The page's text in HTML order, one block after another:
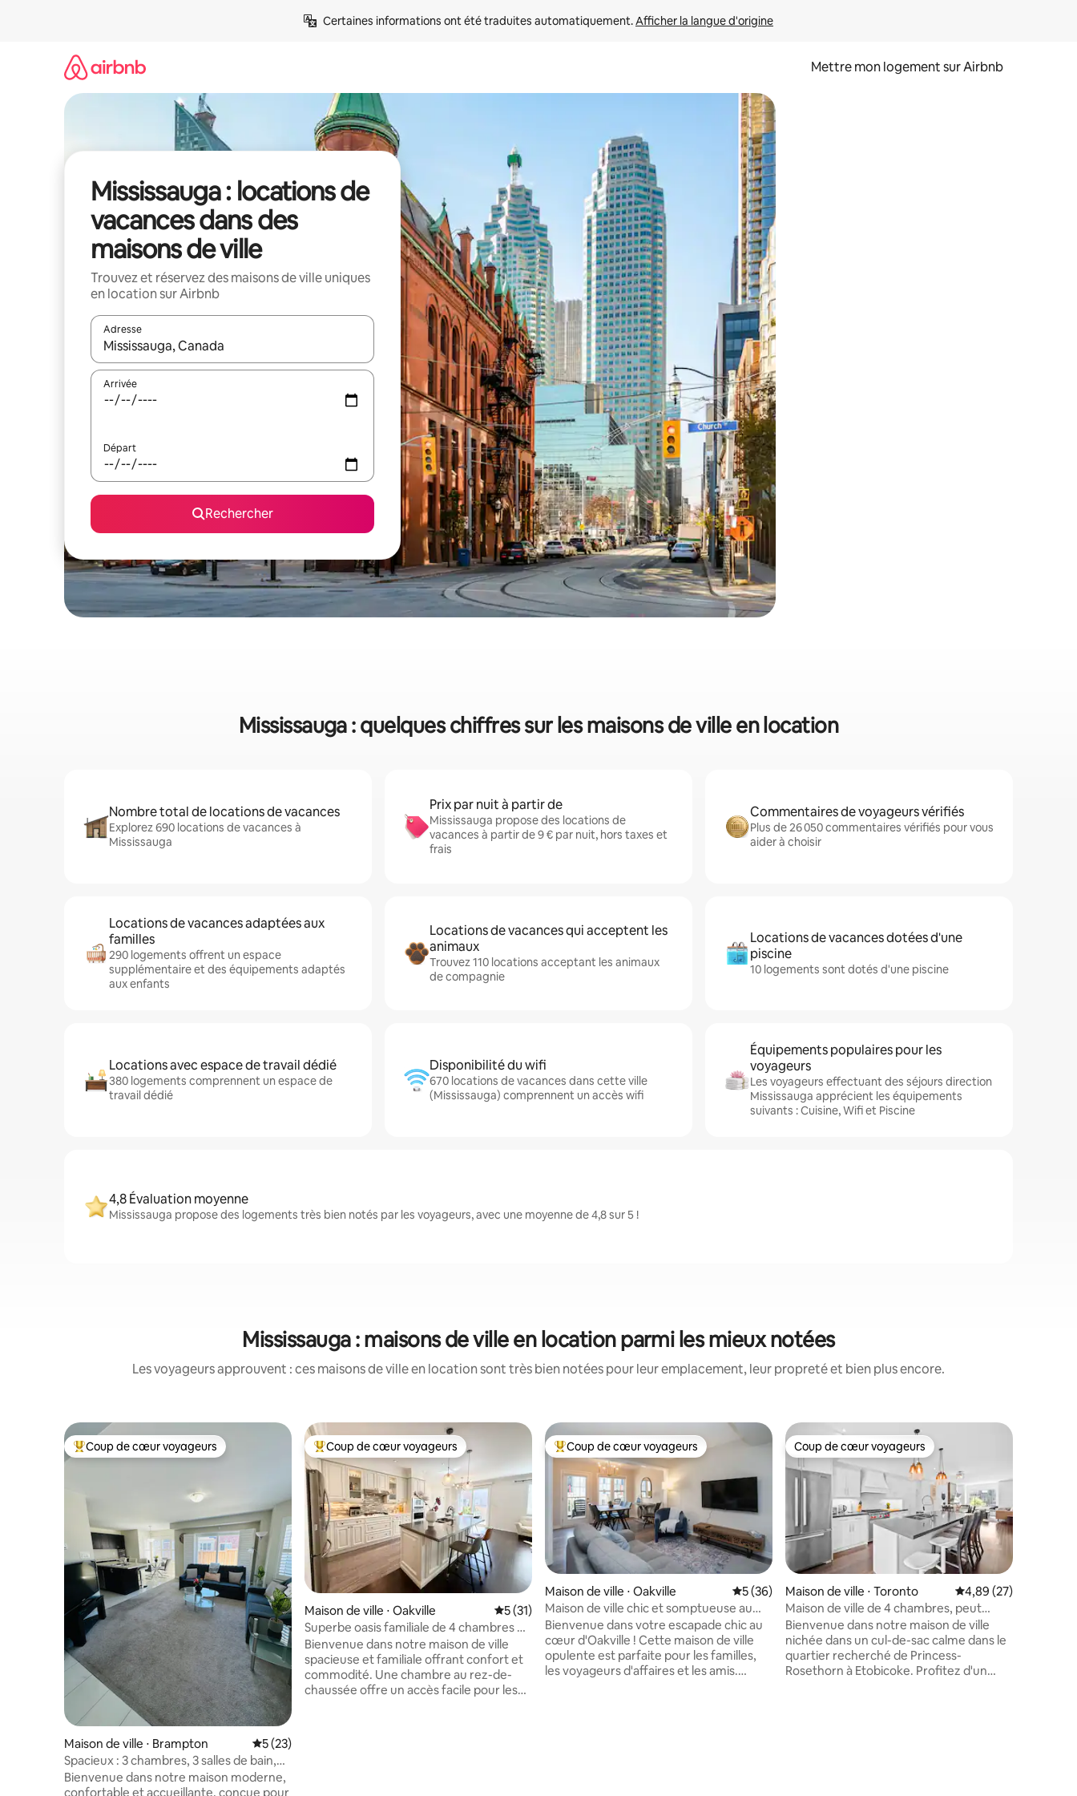
Certaines informations ont été traduites automatiquement. Afficher la langue d'origine
Mettre mon logement sur Airbnb
Mississauga : locations de
vacances dans des
maisons de ville
Trouvez et réservez des maisons de ville uniques
en location sur Airbnb
Adresse
Lorsque les résultats s'affichent, utilisez les flèches vers le haut et vers le bas pour les parcourir ou en appuyant et en faisant glisser.
Arrivée
Départ
Rechercher
Mississauga : quelques chiffres sur les maisons de ville en location
Nombre total de locations de vacances
Explorez 690 locations de vacances à
Mississauga
Prix par nuit à partir de
Mississauga propose des locations de
vacances à partir de 9 € par nuit, hors taxes et
frais
Commentaires de voyageurs vérifiés
Plus de 26 050 commentaires vérifiés pour vous
aider à choisir
Locations de vacances adaptées aux
familles
290 logements offrent un espace
supplémentaire et des équipements adaptés
aux enfants
Locations de vacances qui acceptent les
animaux
Trouvez 110 locations acceptant les animaux
de compagnie
Locations de vacances dotées d'une
piscine
10 logements sont dotés d'une piscine
Locations avec espace de travail dédié
380 logements comprennent un espace de
travail dédié
Disponibilité du wifi
670 locations de vacances dans cette ville
(Mississauga) comprennent un accès wifi
Équipements populaires pour les
voyageurs
Les voyageurs effectuant des séjours direction
Mississauga apprécient les équipements
suivants : Cuisine, Wifi et Piscine
4,8 Évaluation moyenne
Mississauga propose des logements très bien notés par les voyageurs, avec une moyenne de 4,8 sur 5 !
Mississauga : maisons de ville en location parmi les mieux notées
Les voyageurs approuvent : ces maisons de ville en location sont très bien notées pour leur emplacement, leur propreté et bien plus encore.
Coups de cœur voyageurs les plus appréciés
Coup de cœur voyageurs
Maison de ville ⋅ Brampton Évaluation moyenne sur la base de 23 commentaires : 5 sur 5
5 (23)
Spacieux : 3 chambres, 3 salles de bain,
2 places de stationnement, jardin privé,
Wi-Fi rapide
Bienvenue dans notre maison moderne,
confortable et accueillante, conçue pour
Coups de cœur voyageurs les plus appréciés
Coup de cœur voyageurs
Maison de ville ⋅ Oakville Évaluation moyenne sur la base de 31 commentaires : 5 sur 5
5 (31)
Superbe oasis familiale de 4 chambres + 1
à Oakville + borne de recharge pour
voiture électrique
Bienvenue dans notre maison de ville
spacieuse et familiale offrant confort et
commodité. Une chambre au rez-de-
chaussée offre un accès facile pour les
Coups de cœur voyageurs les plus appréciés
Coup de cœur voyageurs
Maison de ville ⋅ Oakville Évaluation moyenne sur la base de 36 commentaires : 5 sur 5
5 (36)
Maison de ville chic et somptueuse au
cœur d'Oakville
Bienvenue dans votre escapade chic au
cœur d'Oakville ! Cette maison de ville
opulente est parfaite pour les familles,
les voyageurs d'affaires et les amis.
Coup de cœur voyageurs
Coup de cœur voyageurs
Maison de ville ⋅ Toronto Évaluation moyenne
4,89 (27)
Maison de ville de 4 chambres, peut
accueillir 8 personnes et parking à
Etobicoke
Bienvenue dans notre maison de ville
nichée dans un cul-de-sac calme dans le
quartier recherché de Princess-
Rosethorn à Etobicoke. Profitez d'un